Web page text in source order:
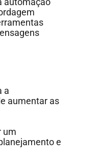
a
aumentar as
um
e